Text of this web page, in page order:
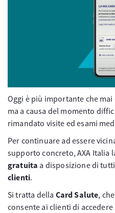
Oggi è più importante che
ma a causa del momento
rimandato visite ed esami
Per continuare ad essere
supporto concreto, AXA Italia
gratuita a disposizione di
clienti.
Si tratta della Card Salute,
consente ai clienti di